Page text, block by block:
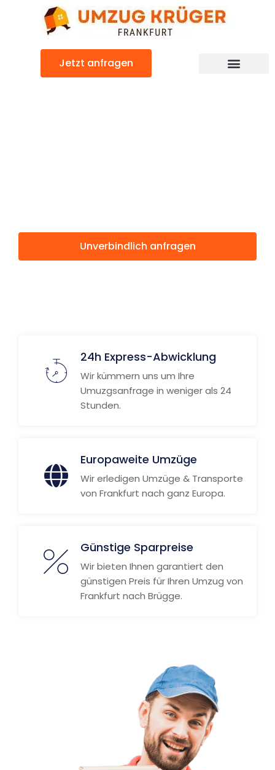
Jetzt anfragen
Unverbindlich anfragen
24h Express-Abwicklung
Wir kümmern uns um Ihre
Umuzgsanfrage in weniger als 24
Stunden.
Europaweite Umzüge
Wir erledigen Umzüge & Transporte
von Frankfurt nach ganz Europa.
Günstige Sparpreise
Wir bieten Ihnen garantiert den
günstigen Preis für Ihren Umzug von
Frankfurt nach Brügge.